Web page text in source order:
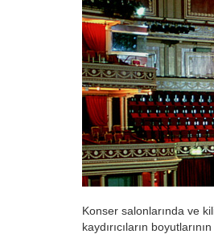
Konser salonlarında ve
kaydırıcıların